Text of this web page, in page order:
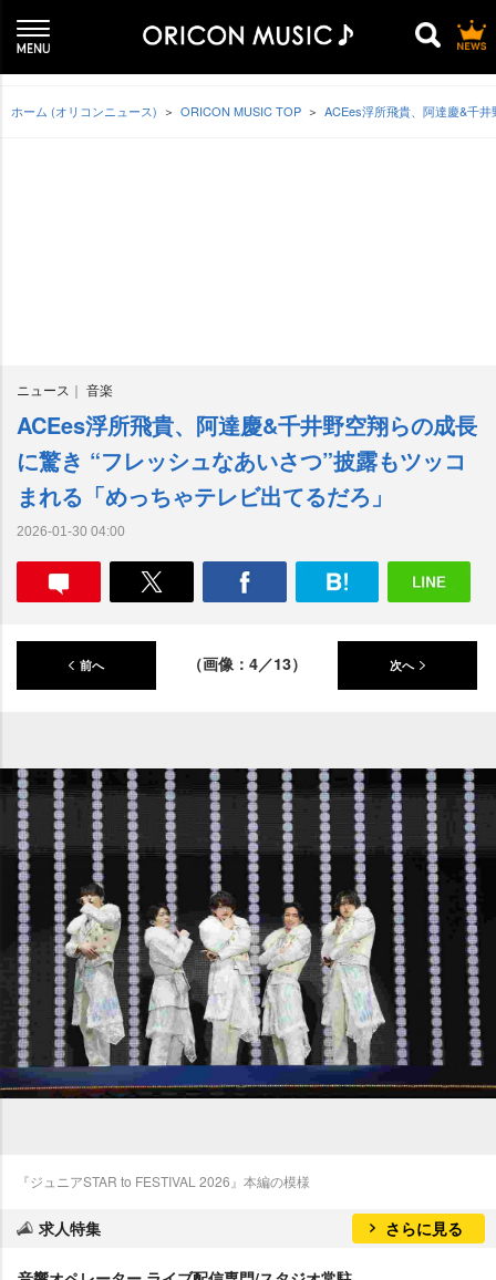
ホーム (オリコンニュース) ORICON MUSIC TOP ACEes浮所飛貴、阿達慶&千
ニュース 音楽
ACEes浮所飛貴、阿達慶&千井野空翔らの成長
に驚き “フレッシュなあいさつ”披露もツッコ
まれる「めっちゃテレビ出てるだろ」
2026-01-30 04:00
前へ （画像：4／13） 次へ
『ジュニアSTAR to FESTIVAL 2026』本編の模様
求人特集 さらに見る